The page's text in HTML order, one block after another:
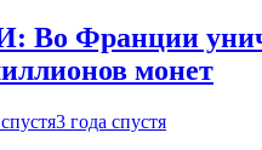
Во Франции
монет
3 года спустя